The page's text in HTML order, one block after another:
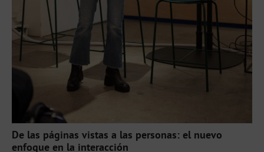
De las páginas vistas a las personas: el nuevo
enfoque en la interacción